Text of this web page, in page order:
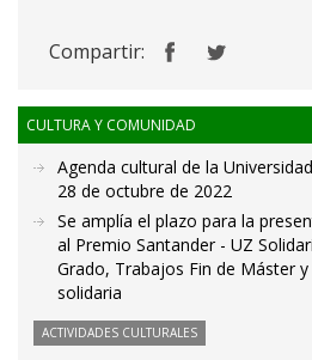
Compartir:
CULTURA Y COMUNIDAD
Agenda cultural de la
28 de octubre de 2022
Se amplía el plazo para la
al Premio Santander - UZ
Grado, Trabajos Fin de Máster
solidaria
ACTIVIDADES CULTURALES